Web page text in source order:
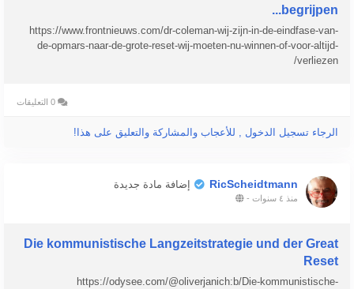
begrijpen...
https://www.frontnieuws.com/dr-coleman-wij-zijn-in-de-eindfase-van-
de-opmars-naar-de-grote-reset-wij-moeten-nu-winnen-of-voor-altijd-
verliezen/
الرجاء تسجيل الدخول , للأعجاب والمشاركة والتعليق على هذا!
RicScheidtmann إضافة مادة جديدة
منذ ٤ سنوات -
Die kommunistische Langzeitstrategie und der Great
Reset
https://odysee.com/@oliverjanich:b/Die-kommunistische-